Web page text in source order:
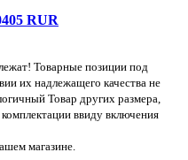
RUR
Товарные позиции под
их надлежащего качества не
Товар других размера,
ввиду включения
магазине.